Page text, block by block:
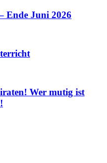
Ende Juni 2026
Wer mutig ist